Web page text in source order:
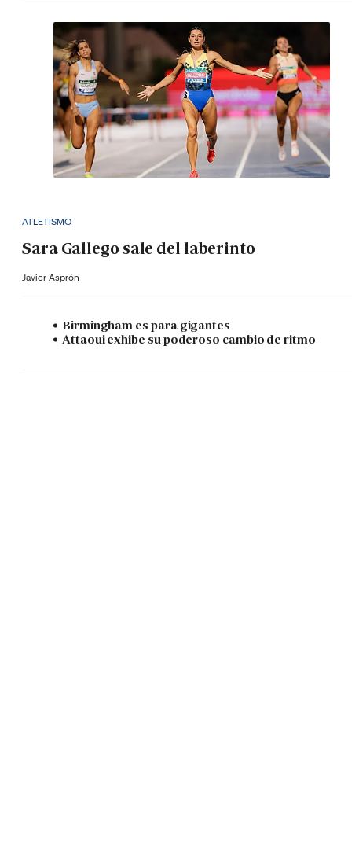
ATLETISMO
Sara Gallego sale del laberinto
Javier Asprón
Birmingham es para gigantes
Attaoui exhibe su poderoso cambio de ritmo